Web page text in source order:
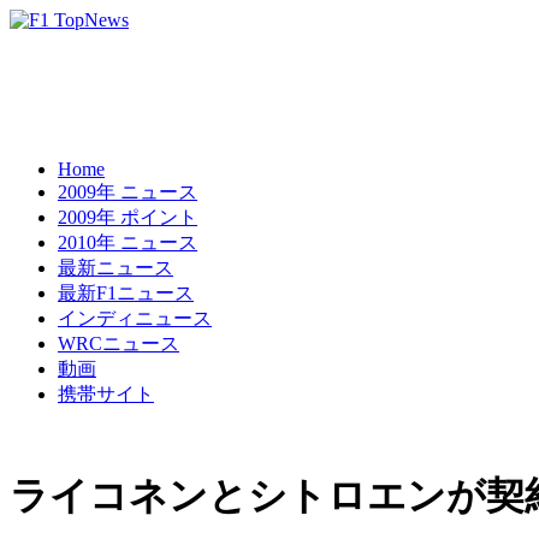
Home
2009年 ニュース
2009年 ポイント
2010年 ニュース
最新ニュース
最新F1ニュース
インディニュース
WRCニュース
動画
携帯サイト
ライコネンとシトロエンが契